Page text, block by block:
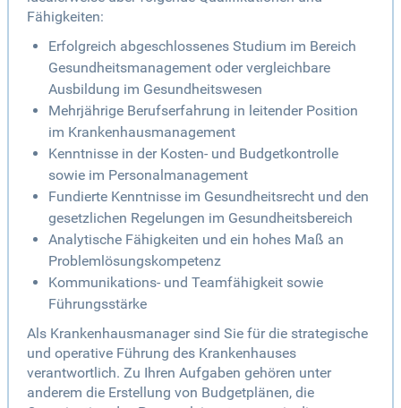
Fähigkeiten:
Erfolgreich abgeschlossenes Studium im Bereich
Gesundheitsmanagement oder vergleichbare
Ausbildung im Gesundheitswesen
Mehrjährige Berufserfahrung in leitender Position
im Krankenhausmanagement
Kenntnisse in der Kosten- und Budgetkontrolle
sowie im Personalmanagement
Fundierte Kenntnisse im Gesundheitsrecht und den
gesetzlichen Regelungen im Gesundheitsbereich
Analytische Fähigkeiten und ein hohes Maß an
Problemlösungskompetenz
Kommunikations- und Teamfähigkeit sowie
Führungsstärke
Als Krankenhausmanager sind Sie für die strategische
und operative Führung des Krankenhauses
verantwortlich. Zu Ihren Aufgaben gehören unter
anderem die Erstellung von Budgetplänen, die